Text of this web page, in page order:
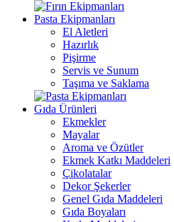
Pasta Ekipmanları
El Aletleri
Hazırlık
Pişirme
Servis ve Sunum
Taşıma ve Saklama
Gıda Ürünleri
Ekmekler
Mayalar
Aroma ve Özütler
Ekmek Katkı Maddeleri
Çikolatalar
Dekor Şekerler
Genel Gıda Maddeleri
Gıda Boyaları